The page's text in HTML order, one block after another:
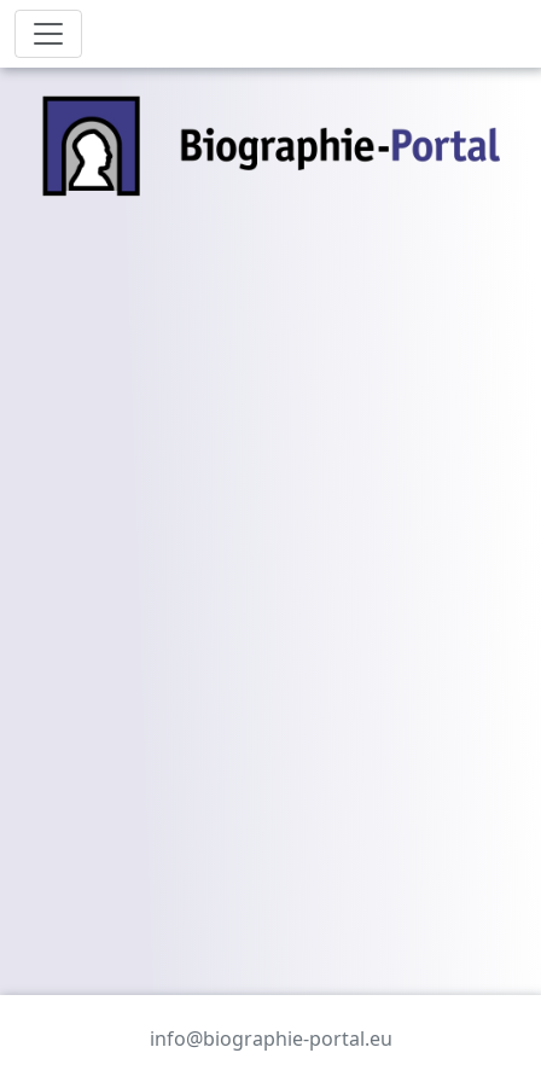
info@biographie-portal.eu